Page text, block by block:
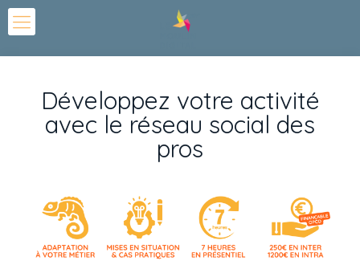
Développez votre activité
avec le réseau social des
pros